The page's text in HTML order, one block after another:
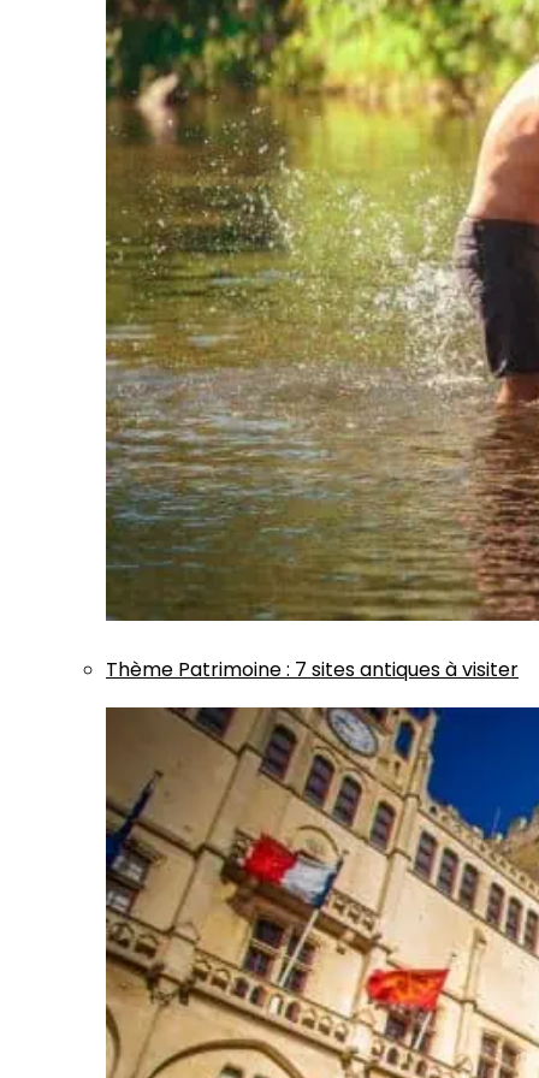
Thème Patrimoine: 7 sites antiques à visiter